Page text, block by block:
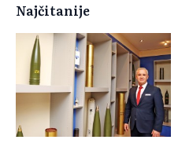
Najčitanije